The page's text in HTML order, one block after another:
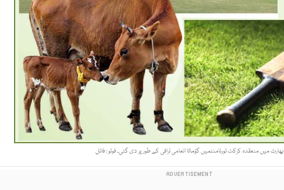
بھارت میں منعقدہ کرکٹ ٹورنامنٹمیں گؤماتا انعامی ٹرافی کے طور پر دی گئی۔ فوٹو : فائل